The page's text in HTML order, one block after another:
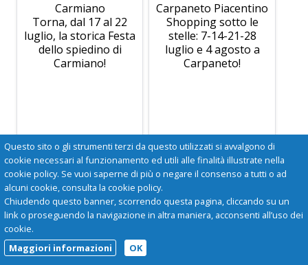
Carmiano
Torna, dal 17 al 22
luglio, la storica Festa
dello spiedino di
Carmiano!
Carpaneto Piacentino
Shopping sotto le
stelle: 7-14-21-28
luglio e 4 agosto a
Carpaneto!
Questo sito o gli strumenti terzi da questo utilizzati si avvalgono di
cookie necessari al funzionamento ed utili alle finalità illustrate nella
cookie policy. Se vuoi saperne di più o negare il consenso a tutti o ad
alcuni cookie, consulta la cookie policy.
Chiudendo questo banner, scorrendo questa pagina, cliccando su un
link o proseguendo la navigazione in altra maniera, acconsenti all’uso dei
cookie.
Maggiori informazioni
OK